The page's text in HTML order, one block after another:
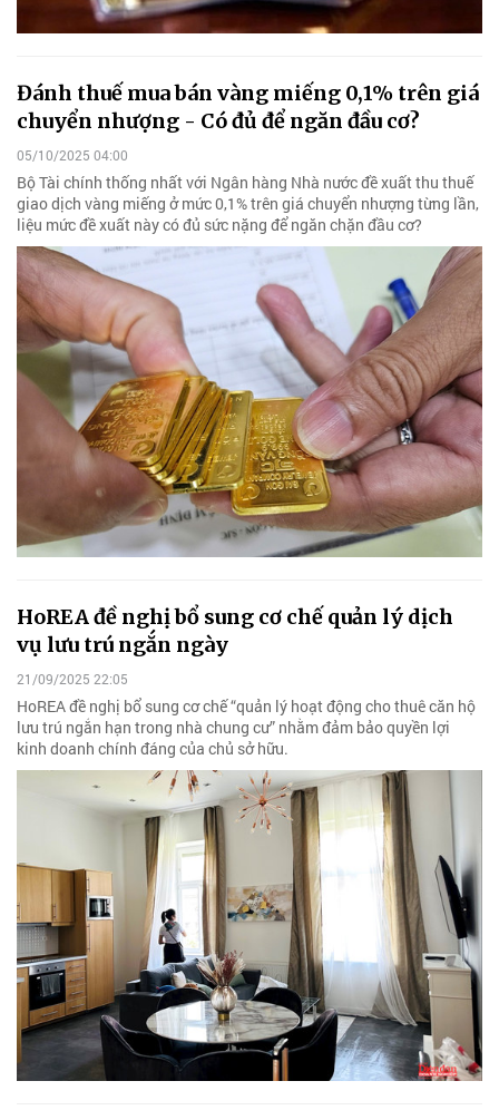
Đánh thuế mua bán vàng miếng 0,1% trên giá
chuyển nhượng - Có đủ để ngăn đầu cơ?
05/10/2025 04:00
Bộ Tài chính thống nhất với Ngân hàng Nhà nước đề xuất thu thuế
giao dịch vàng miếng ở mức 0,1% trên giá chuyển nhượng từng lần,
liệu mức đề xuất này có đủ sức nặng để ngăn chặn đầu cơ?
HoREA đề nghị bổ sung cơ chế quản lý dịch
vụ lưu trú ngắn ngày
21/09/2025 22:05
HoREA đề nghị bổ sung cơ chế “quản lý hoạt động cho thuê căn hộ
lưu trú ngắn hạn trong nhà chung cư” nhằm đảm bảo quyền lợi
kinh doanh chính đáng của chủ sở hữu.